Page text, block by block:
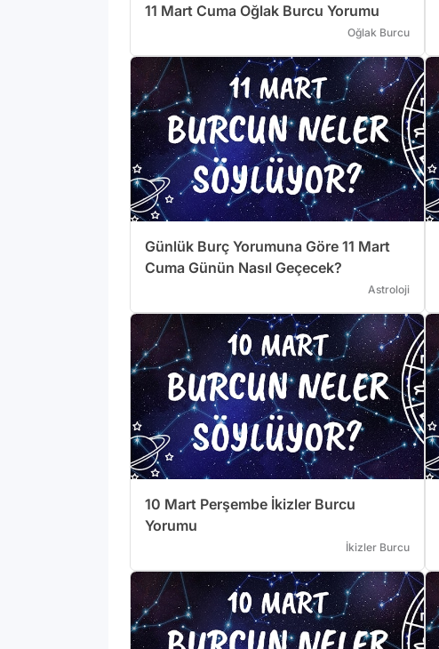
11 Mart Cuma Oğlak Burcu Yorumu
Oğlak Burcu
Günlük Burç Yorumuna Göre 11 Mart
Cuma Günün Nasıl Geçecek?
Astroloji
10 Mart Perşembe İkizler Burcu
Yorumu
İkizler Burcu